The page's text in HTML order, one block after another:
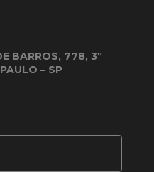
BARROS, 778, 3º
– SP